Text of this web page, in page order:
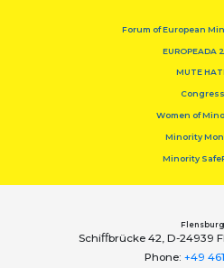
Forum of European
EUROPEADA
MUTE
Congress
Women of
Minority
Minority
Flensburg
Schiﬀbrücke 42, D-24939
Phone: +49